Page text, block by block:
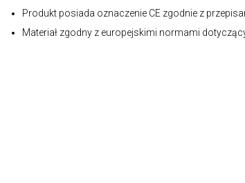
Produkt posiada oznaczenie CE zgodnie z
Materiał zgodny z europejskimi normami